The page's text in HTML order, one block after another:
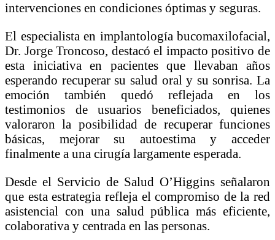
intervenciones en condiciones óptimas y seguras.
El especialista en implantología bucomaxilofacial,
Dr. Jorge Troncoso, destacó el impacto positivo de
esta iniciativa en pacientes que llevaban años
esperando recuperar su salud oral y su sonrisa. La
emoción también quedó reflejada en los
testimonios de usuarios beneficiados, quienes
valoraron la posibilidad de recuperar funciones
básicas, mejorar su autoestima y acceder
finalmente a una cirugía largamente esperada.
Desde el Servicio de Salud O’Higgins señalaron
que esta estrategia refleja el compromiso de la red
asistencial con una salud pública más eficiente,
colaborativa y centrada en las personas.